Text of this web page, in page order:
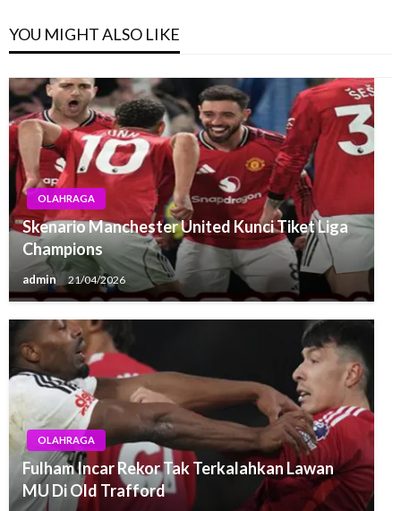
YOU MIGHT ALSO LIKE
OLAHRAGA
Skenario Manchester United Kunci Tiket Liga
Champions
admin 21/04/2026
OLAHRAGA
Fulham Incar Rekor Tak Terkalahkan Lawan
MU Di Old Trafford